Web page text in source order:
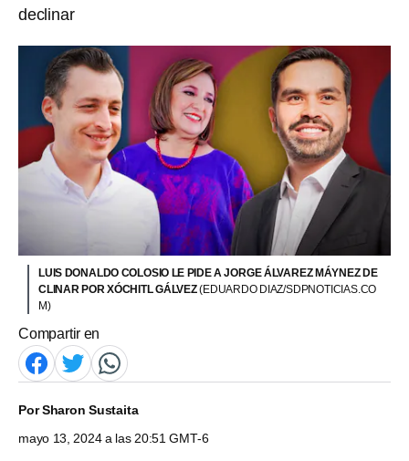
declinar
LUIS DONALDO COLOSIO LE PIDE A JORGE ÁLVAREZ MÁYNEZ DE
CLINAR POR XÓCHITL GÁLVEZ(EDUARDO DIAZ/SDPNOTICIAS.CO
M)
Compartir en
PorSharon Sustaita
mayo 13, 2024 a las 20:51 GMT-6